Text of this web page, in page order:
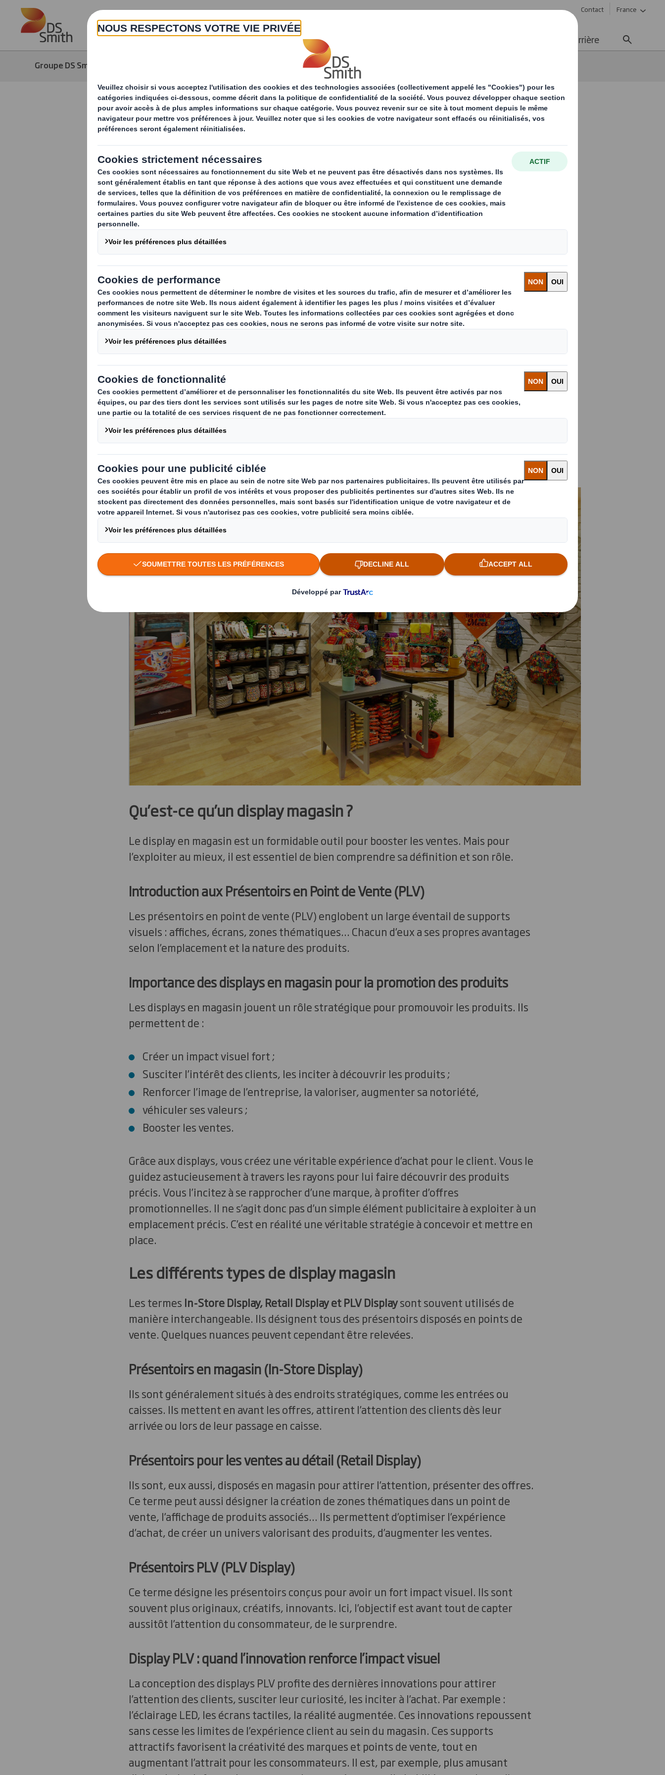
Skip to main content Contact France
A propos Produits & Services Carrière
Groupe DS Smith Quels sont les différents types de display en magasin ? [Guide complet]
Quels sont les différents types de
display en magasin ? [Guide complet]
Boostez vos ventes et renforcez la visibilité de votre marque
grâce à des présentoirs stratégiques. Explorez les différents
types de displays, des classiques In-Store Displays aux créatifs
PLV Displays, et apprenez à choisir le meilleur en fonction de vos
besoins spécifiques.
Les displays en magasins sont indispensables pour capter l’attention des clients,
mettre en valeur les produits. Ces présentoirs astucieux représentent des outils
stratégiques pour booster les ventes, renforcer la visibilité de la marque. Découvrez,
dans ce guide complet, les divers types dedisplay en magasin, leurs avantages,
comment les choisir selon vos besoins spécifiques.
Qu’est-ce qu’un display magasin ?
Le display en magasin est un formidable outil pour booster les ventes. Mais pour
l’exploiter au mieux, il est essentiel de bien comprendre sa définition et son rôle.
Introduction aux Présentoirs en Point de Vente (PLV)
Les présentoirs en point de vente (PLV) englobent un large éventail de supports
visuels : affiches, écrans, zones thématiques... Chacun d’eux a ses propres avantages
selon l’emplacement et la nature des produits.
Importance des displays en magasin pour la promotion des produits
Les displays en magasin jouent un rôle stratégique pour promouvoir les produits. Ils
permettent de :
Créer un impact visuel fort ;
Susciter l’intérêt des clients, les inciter à découvrir les produits ;
Renforcer l’image de l’entreprise, la valoriser, augmenter sa notoriété,
véhiculer ses valeurs ;
Booster les ventes.
Grâce aux displays, vous créez une véritable expérience d’achat pour le client. Vous le
guidez astucieusement à travers les rayons pour lui faire découvrir des produits
précis. Vous l’incitez à se rapprocher d’une marque, à profiter d’offres
promotionnelles. Il ne s’agit donc pas d’un simple élément publicitaire à exploiter à un
emplacement précis. C’est en réalité une véritable stratégie à concevoir et mettre en
place.
Les différents types de display magasin
Les termes In-Store Display, Retail Display et PLV Displaysont souvent utilisés de
manière interchangeable. Ils désignent tous des présentoirs disposés en points de
vente. Quelques nuances peuvent cependant être relevées.
Présentoirs en magasin (In-Store Display)
Ils sont généralement situés à des endroits stratégiques, comme les entrées ou
caisses. Ils mettent en avant les offres, attirent l’attention des clients dès leur
arrivée ou lors de leur passage en caisse.
Présentoirs pour les ventes au détail (Retail Display)
Ils sont, eux aussi, disposés en magasin pour attirer l’attention, présenter des offres.
Ce terme peut aussi désigner la création de zones thématiques dans un point de
vente, l’affichage de produits associés… Ils permettent d’optimiser l’expérience
d’achat, de créer un univers valorisant des produits, d’augmenter les ventes.
Présentoirs PLV (PLV Display)
Ce terme désigne les présentoirs conçus pour avoir un fort impact visuel. Ils sont
souvent plus originaux, créatifs, innovants. Ici, l’objectif est avant tout de capter
aussitôt l’attention du consommateur, de le surprendre.
Display PLV : quand l’innovation renforce l’impact visuel
La conception des displays PLV profite des dernières innovations pour attirer
l’attention des clients, susciter leur curiosité, les inciter à l’achat. Par exemple :
l’éclairage LED, les écrans tactiles, la réalité augmentée. Ces innovations repoussent
sans cesse les limites de l’expérience client au sein du magasin. Ces supports
attractifs favorisent la créativité des marques et points de vente, tout en
augmentant l’attrait pour les consommateurs. Il est, par exemple, plus amusant